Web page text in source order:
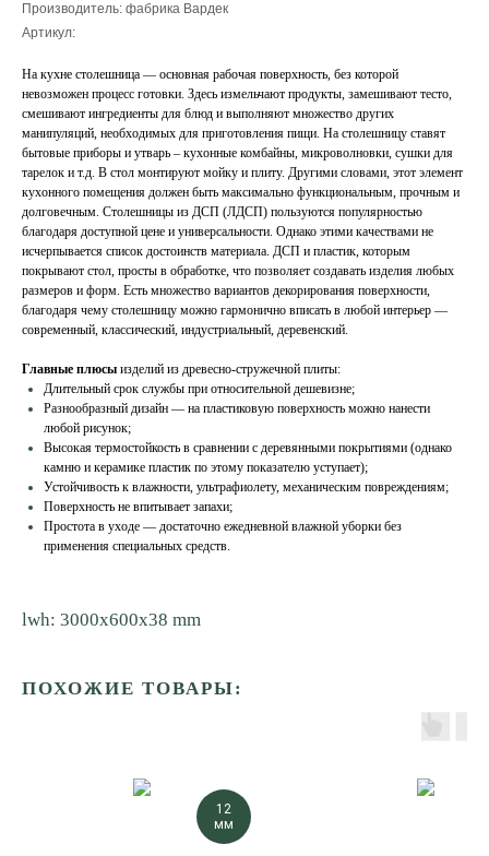
Производитель: фабрика Вардек
Артикул:
На кухне столешница — основная рабочая поверхность, без которой
невозможен процесс готовки. Здесь измельчают продукты, замешивают тесто,
смешивают ингредиенты для блюд и выполняют множество других
манипуляций, необходимых для приготовления пищи. На столешницу ставят
бытовые приборы и утварь – кухонные комбайны, микроволновки, сушки для
тарелок и т.д. В стол монтируют мойку и плиту. Другими словами, этот элемент
кухонного помещения должен быть максимально функциональным, прочным и
долговечным. Столешницы из ДСП (ЛДСП) пользуются популярностью
благодаря доступной цене и универсальности. Однако этими качествами не
исчерпывается список достоинств материала. ДСП и пластик, которым
покрывают стол, просты в обработке, что позволяет создавать изделия любых
размеров и форм. Есть множество вариантов декорирования поверхности,
благодаря чему столешницу можно гармонично вписать в любой интерьер —
современный, классический, индустриальный, деревенский.
Главные плюсы изделий из древесно-стружечной плиты:
Длительный срок службы при относительной дешевизне;
Разнообразный дизайн — на пластиковую поверхность можно нанести
любой рисунок;
Высокая термостойкость в сравнении с деревянными покрытиями (однако
камню и керамике пластик по этому показателю уступает);
Устойчивость к влажности, ультрафиолету, механическим повреждениям;
Поверхность не впитывает запахи;
Простота в уходе — достаточно ежедневной влажной уборки без
применения специальных средств.
lwh: 3000x600x38 mm
ПОХОЖИЕ ТОВАРЫ:
12
мм